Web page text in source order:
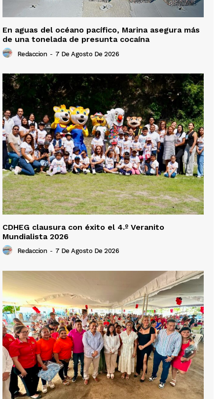
En aguas del océano pacífico, Marina asegura más
de una tonelada de presunta cocaína
Redaccion - 7 De Agosto De 2026
CDHEG clausura con éxito el 4.º Veranito
Mundialista 2026
Redaccion - 7 De Agosto De 2026